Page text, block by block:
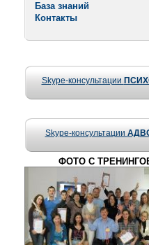
База знаний
Контакты
Skype-консультации
Skype-консультации
ФОТО С